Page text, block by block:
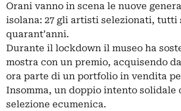
Orani vanno in scena le nuove
isolana: 27 gli artisti selezionati, tutti
quarant’anni.
Durante il lockdown il museo ha
mostra con un premio, acquisendo
ora parte di un portfolio in vendita
Insomma, un doppio intento solidale
selezione ecumenica.